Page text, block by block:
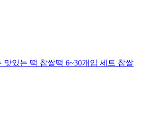
맛있는 떡 찹쌀떡 6~30개입 세트 찹쌀